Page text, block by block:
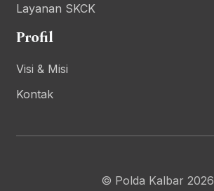
Layanan SKCK
Profil
Visi & Misi
Kontak
© Polda Kalbar 2026